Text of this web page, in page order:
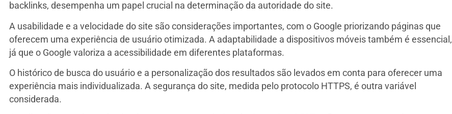
backlinks, desempenha um papel crucial na determinação da autoridade do site.
A usabilidade e a velocidade do site são considerações importantes, com o Google priorizando páginas que
oferecem uma experiência de usuário otimizada. A adaptabilidade a dispositivos móveis também é essencial,
já que o Google valoriza a acessibilidade em diferentes plataformas.
O histórico de busca do usuário e a personalização dos resultados são levados em conta para oferecer uma
experiência mais individualizada. A segurança do site, medida pelo protocolo HTTPS, é outra variável
considerada.